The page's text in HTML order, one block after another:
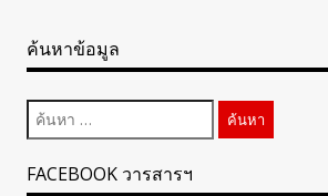
ค้นหาข้อมูล
ค้นหา
สำหรับ:
FACEBOOK วารสารฯ